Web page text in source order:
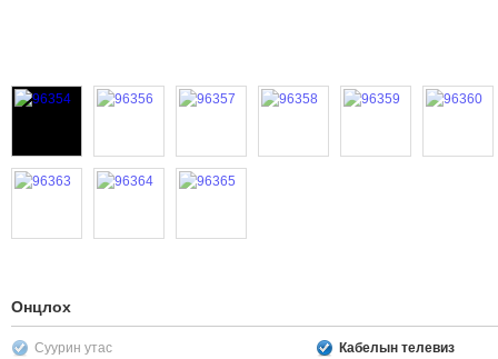
Онцлох
Суурин утас
Кабелын телевиз